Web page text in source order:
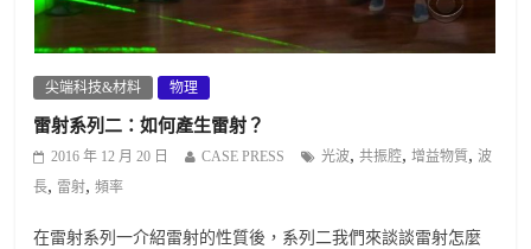
尖端科技&材料 物理
雷射系列二：如何產生雷射？
2016 年 12 月 20 日 CASE PRESS 光波,共振腔,增益物質,波
長, 雷射,頻率
在雷射系列一介紹雷射的性質後，系列二我們來談談雷射怎麼